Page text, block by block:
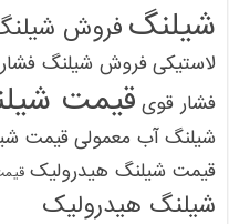
شیلنگ فروش
لاستیکی فروش شیلنگ
فشار قوی قیمت
شیلنگ آب معمولی قیمت
قیمت شیلنگ هیدرولیک
شیلنگ هیدرولیک